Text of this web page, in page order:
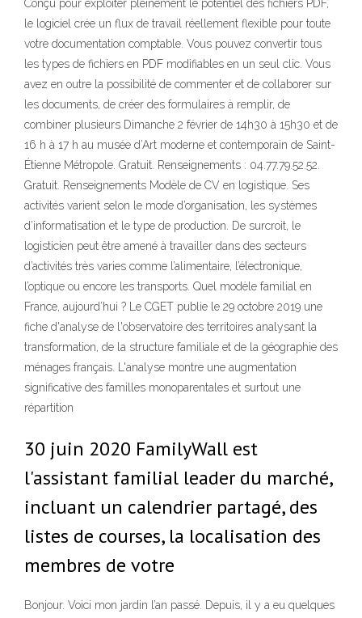
Conçu pour exploiter pleinement le potentiel des fichiers PDF,
le logiciel crée un flux de travail réellement flexible pour toute
votre documentation comptable. Vous pouvez convertir tous
les types de fichiers en PDF modifiables en un seul clic. Vous
avez en outre la possibilité de commenter et de collaborer sur
les documents, de créer des formulaires à remplir, de
combiner plusieurs Dimanche 2 février de 14h30 à 15h30 et de
16 h à 17 h au musée d’Art moderne et contemporain de Saint-
Étienne Métropole. Gratuit. Renseignements : 04.77.79.52.52.
Gratuit. Renseignements Modèle de CV en logistique. Ses
activités varient selon le mode d’organisation, les systèmes
d’informatisation et le type de production. De surcroit, le
logisticien peut être amené à travailler dans des secteurs
d’activités très varies comme l’alimentaire, l’électronique,
l’optique ou encore les transports. Quel modèle familial en
France, aujourd’hui ? Le CGET publie le 29 octobre 2019 une
fiche d'analyse de l'observatoire des territoires analysant la
transformation, de la structure familiale et de la géographie des
ménages français. L'analyse montre une augmentation
significative des familles monoparentales et surtout une
répartition
30 juin 2020 FamilyWall est
l'assistant familial leader du marché,
incluant un calendrier partagé, des
listes de courses, la localisation des
membres de votre
Bonjour. Voici mon jardin l’an passé. Depuis, il y a eu quelques